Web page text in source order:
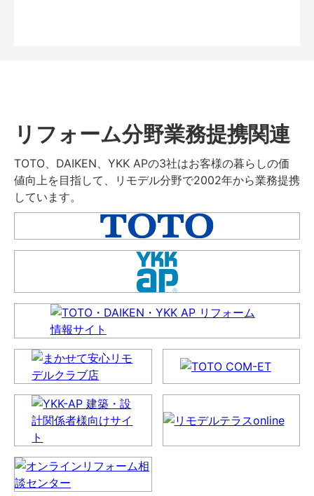
リフォーム分野業務提携関連
TOTO、DAIKEN、YKK APの3社はお客様の暮らしの価
値向上を目指して、リモデル分野で2002年から業務提携
しています。